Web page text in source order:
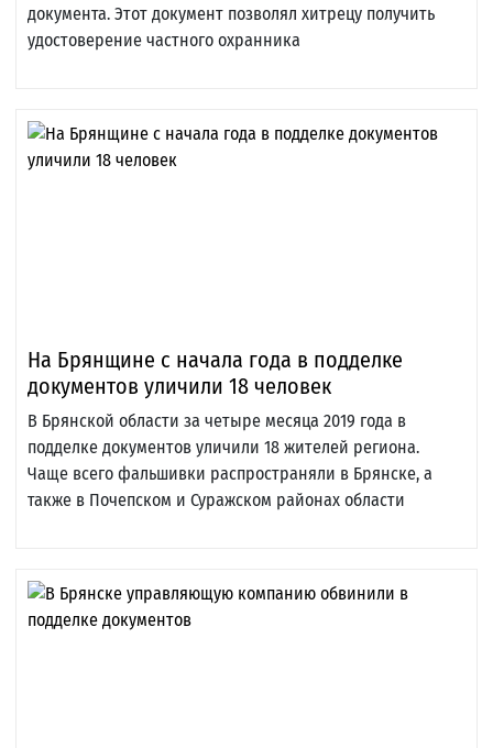
документа. Этот документ позволял хитрецу получить
удостоверение частного охранника
На Брянщине с начала года в подделке
документов уличили 18 человек
В Брянской области за четыре месяца 2019 года в
подделке документов уличили 18 жителей региона.
Чаще всего фальшивки распространяли в Брянске, а
также в Почепском и Суражском районах области